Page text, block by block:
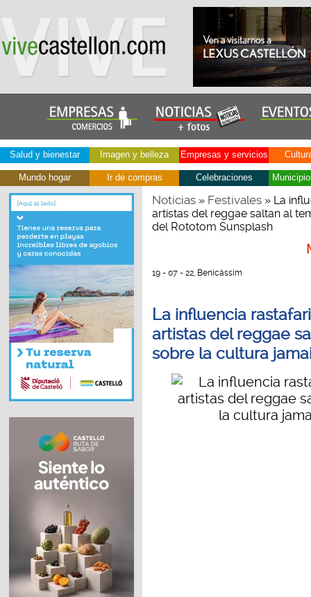
Salud y bienestar Imagen y belleza Empresas y servicios
Mundo hogar Ir de compras Celebraciones
Noticias» Festivales» La
artistas del reggae saltan al
del Rototom Sunsplash
19 - 07 - 22, Benicàssim
La influencia
artistas del reggae
sobre la cultura